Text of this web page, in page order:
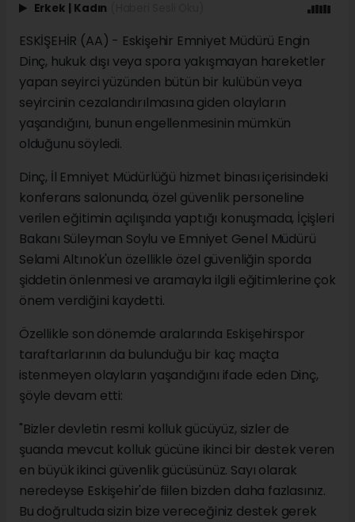
Erkek Kadın
ESKİŞEHİR (AA) - Eskişehir Emniyet Müdürü Engin
Dinç, hukuk dışı veya spora yakışmayan hareketler
yapan seyirci yüzünden bütün bir kulübün veya
seyircinin cezalandırılmasına giden olayların
yaşandığını, bunun engellenmesinin mümkün
olduğunu söyledi.
Dinç, İl Emniyet Müdürlüğü hizmet binası içerisindeki
konferans salonunda, özel güvenlik personeline
verilen eğitimin açılışında yaptığı konuşmada, İçişleri
Bakanı Süleyman Soylu ve Emniyet Genel Müdürü
Selami Altınok'un özellikle özel güvenliğin sporda
şiddetin önlenmesi ve aramayla ilgili eğitimlerine çok
önem verdiğini kaydetti.
Özellikle son dönemde aralarında Eskişehirspor
taraftarlarının da bulunduğu bir kaç maçta
istenmeyen olayların yaşandığını ifade eden Dinç,
şöyle devam etti:
"Bizler devletin resmi kolluk gücüyüz, sizler de
şuanda mevcut kolluk gücüne ikinci bir destek veren
en büyük ikinci güvenlik gücüsünüz. Sayı olarak
neredeyse Eskişehir'de fiilen bizden daha fazlasınız.
Bu doğrultuda sizin bize vereceğiniz destek gerek